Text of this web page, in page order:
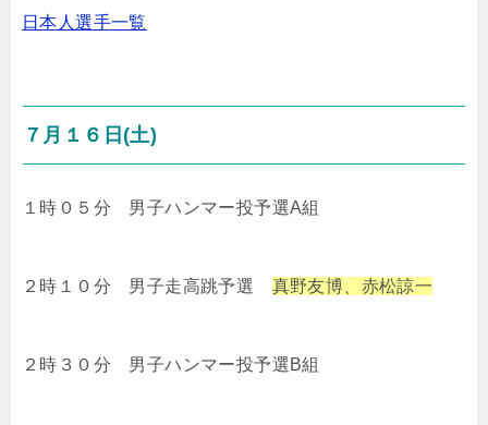
日本人選手一覧
７月１６日(土)
１時０５分 男子ハンマー投予選A組
２時１０分 男子走高跳予選 真野友博、赤松諒一
２時３０分 男子ハンマー投予選B組